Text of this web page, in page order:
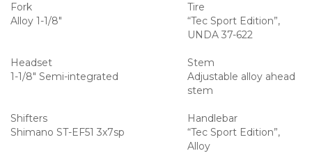
Fork
Alloy 1-1/8″
Tire
“Tec Sport Edition”,
UNDA 37-622
Headset
1-1/8″ Semi-integrated
Stem
Adjustable alloy ahead
stem
Shifters
Shimano ST-EF51 3x7sp
Handlebar
“Tec Sport Edition”,
Alloy